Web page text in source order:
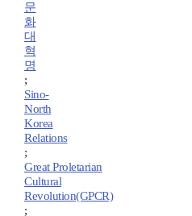
문
화
대
혁
명
;
Sino-
North
Korea
Relations
;
Great Proletarian
Cultural
Revolution(GPCR)
;